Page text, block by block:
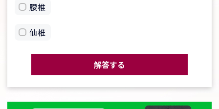
腰椎
仙椎
解答する